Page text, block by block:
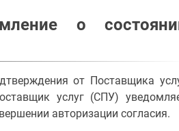
о
от Поставщика
услуг (СПУ)
авторизации согласия.